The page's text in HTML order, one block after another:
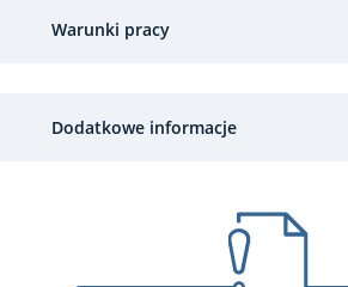
Warunki pracy
Dodatkowe informacje